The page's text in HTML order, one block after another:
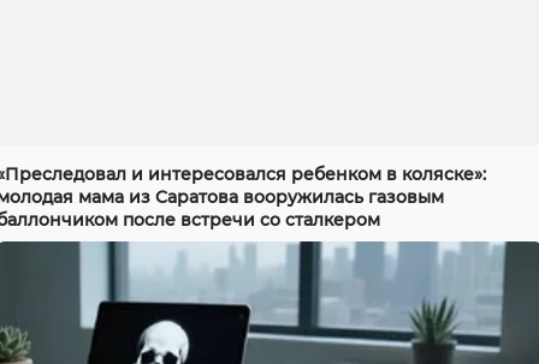
и интересовался ребенком в коляске»:
мама из Саратова вооружилась газовым
после встречи со сталкером